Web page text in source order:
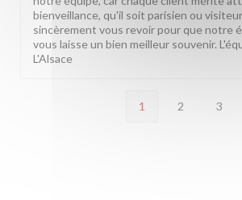
bienveillance, qu'il soit parisien ou
sincèrement vous revoir pour que notre
vous laisse un bien meilleur souvenir.
L'Alsace
1 2 3